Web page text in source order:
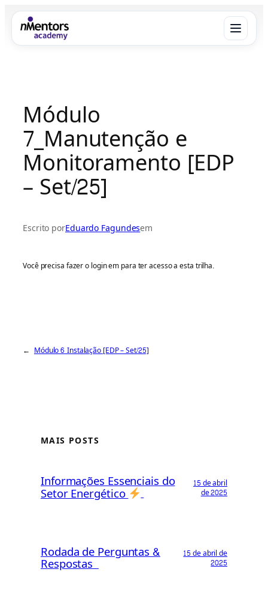
Pular
para
conteúdo
Sobre
O que fazemos
Benefícios
Módulo
7_Manutenção e
Monitoramento [EDP
– Set/25]
Escrito porEduardo Fagundesem
Você precisa fazer o login empara ter acesso a esta trilha.
← Módulo 6_Instalação [EDP – Set/25]
MAIS POSTS
Informações Essenciais do
Setor Energético
15 de abril
de 2025
Rodada de Perguntas &
Respostas
15 de abril de
2025